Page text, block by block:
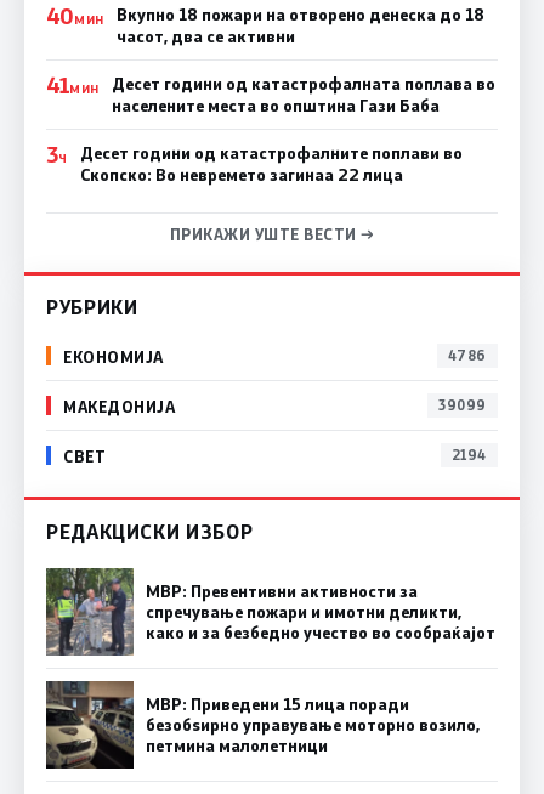
40МИН
Вкупно 18 пожари на отворено денеска до 18
часот, два се активни
41МИН
Десет години од катастрофалната поплава во
населените места во општина Гази Баба
3Ч
Десет години од катастрофалните поплави во
Скопско: Во невремето загинаа 22 лица
ПРИКАЖИ УШТЕ ВЕСТИ →
РУБРИКИ
ЕКОНОМИЈА 4786
МАКЕДОНИЈА 39099
СВЕТ 2194
РЕДАКЦИСКИ ИЗБОР
МВР: Превентивни активности за
спречување пожари и имотни деликти,
како и за безбедно учество во сообраќајот
МВР: Приведени 15 лица поради
безобѕирно управување моторно возило,
петмина малолетници